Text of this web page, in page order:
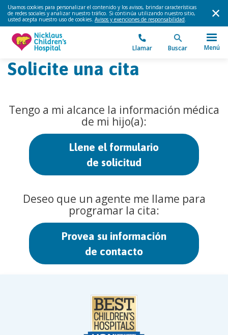
Usamos cookies para personalizar el contenido y los avisos, brindar características
de redes sociales y analizar nuestro tráfico. Si continúa utilizando nuestro sitio,
usted acepta nuestro uso de cookies. Avisos y exenciones de responsabilidad.
Llamar Buscar Menú
Solicite una cita
Tengo a mi alcance la información médica
de mi hijo(a):
Llene el formulario
de solicitud
Deseo que un agente me llame para
programar la cita:
Provea su información
de contacto